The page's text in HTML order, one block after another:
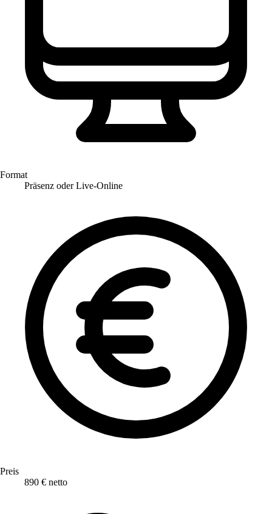
Format
Präsenz oder Live-Online
Preis
890 € netto